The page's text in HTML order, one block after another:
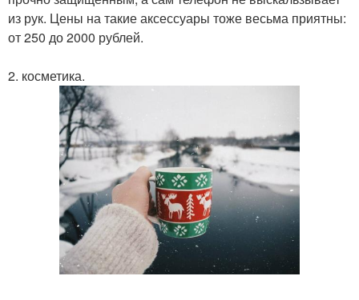
из рук. Цены на такие аксессуары тоже весьма приятны:
от 250 до 2000 рублей.
2. косметика.